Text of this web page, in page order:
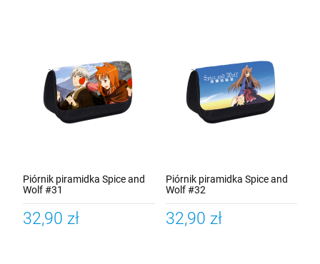
Piórnik piramidka Spice and
Wolf #31
32,90 zł
Piórnik piramidka Spice and
Wolf #32
32,90 zł